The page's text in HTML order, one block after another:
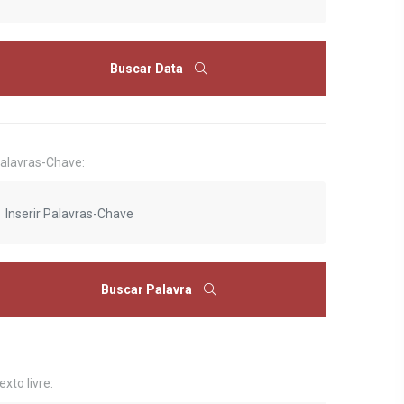
Buscar Data
Chave:
Buscar Palavra
livre: